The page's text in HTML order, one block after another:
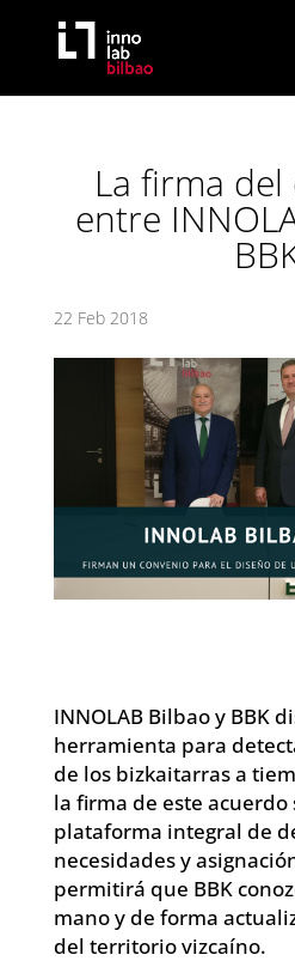
La firma
entre
22 Feb 2018
INNOLAB Bilbao y BBK
herramienta para
de los bizkaitarras a
la firma de este acuerdo
plataforma integral de
necesidades y
permitirá que BBK
mano y de forma
del territorio vizcaíno.